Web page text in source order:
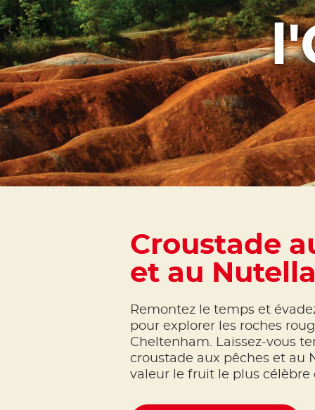
Croustade
et au
Remontez le temps et
pour explorer les roches
Cheltenham. Laissez-vous
croustade aux pêches et au
valeur le fruit le plus célèbre